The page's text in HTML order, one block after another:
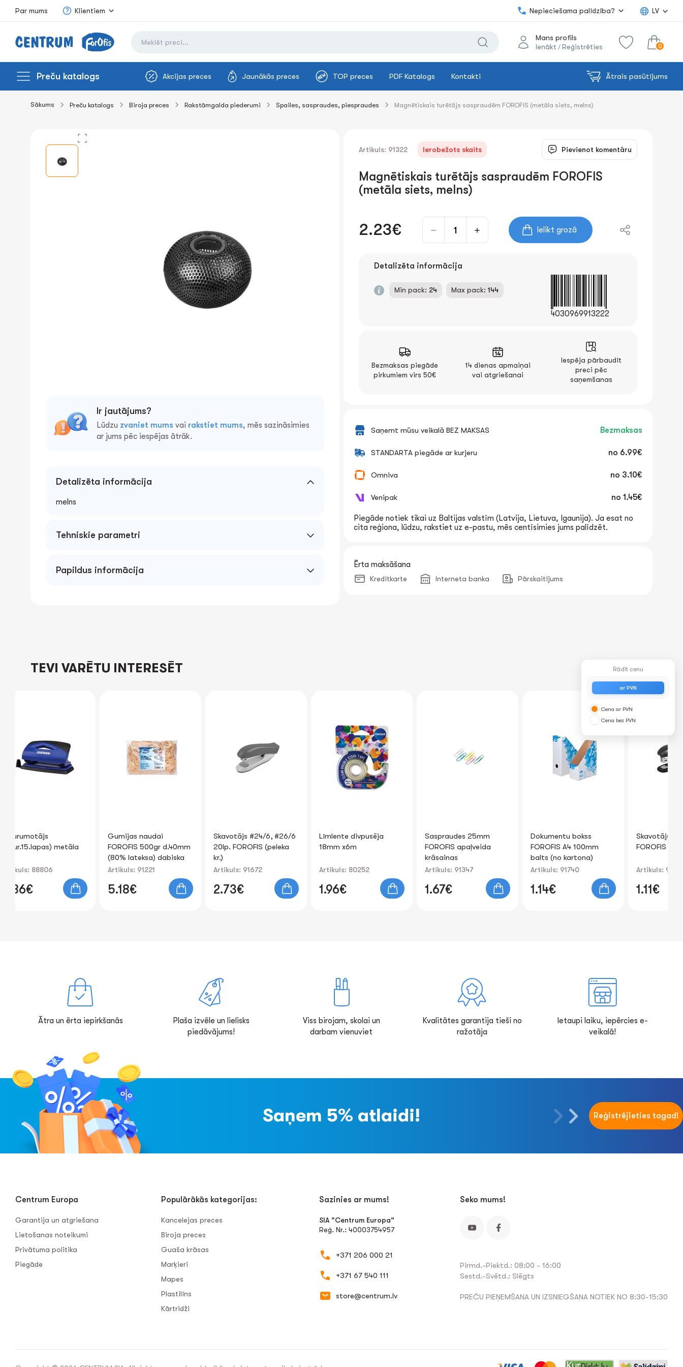
Par mums Klientiem Nepieciešama palīdzība? LV
Mans profils
Ienākt / Reģistrēties 0
Preču katalogs Akcijas preces Jaunākās preces TOP preces PDF Katalogs Kontakti Ātrais pasūtījums
Sākums Preču katalogs Biroja preces Rakstāmgalda piederumi Spailes, saspraudes, piespraudes Magnētiskais turētājs saspraudēm FOROFIS (metāla siets, melns)
Ir jautājums?
Lūdzu zvaniet mums vai rakstiet mums, mēs sazināsimies
ar jums pēc iespējas ātrāk.
Detalizēta informācija
melns
Tehniskie parametri
Papildus informācija
Artikuls: 91322 Ierobežots skaits Pievienot komentāru
Magnētiskais turētājs saspraudēm FOROFIS
(metāla siets, melns)
2.23€ Ielikt grozā
Detalizēta informācija
Min pack: 24 Max pack: 144
4030969913222
Bezmaksas piegāde
pirkumiem virs 50€
14 dienas apmaiņai
vai atgriešanai
Iespēja pārbaudīt
preci pēc
saņemšanas
Saņemt mūsu veikalā BEZ MAKSAS Bezmaksas
STANDARTA piegāde ar kurjeru no 6.99€
Omniva no 3.10€
Venipak no 1.45€
Piegāde notiek tikai uz Baltijas valstīm (Latvija, Lietuva, Igaunija). Ja esat no
cita reģiona, lūdzu, rakstiet uz e-pastu, mēs centīsimies jums palīdzēt.
Ērta maksāšana
Kredītkarte Interneta banka Pārskaitījums
TEVI VARĒTU INTERESĒT
Gumijas naudai
FOROFIS 500gr d.40mm
(80% lateksa) dabiska
krāsa
Artikuls: 91221
5.18€
Skavotājs #24/6, #26/6
20lp. FOROFIS (peleka
kr.)
Artikuls: 91672
2.73€
Līmlente divpusēja
18mm x6m
Artikuls: 80252
1.96€
Saspraudes 25mm
FOROFIS apaļveida
500gab./kartona kārb.
Artikuls: 91347
1.67€
Dokumentu bokss
FOROFIS A4 100mm
Artikuls: 91740
1.14€
Skavotājs #10 12lp.
FOROFIS (melna kr.)
Artikuls: 91680
Rādīt cenu
ar PVN
Cena ar PVN
Cena bez PVN
Ātra un ērta iepirkšanās
Plaša izvēle un lielisks
piedāvājums!
Viss birojam, skolai un
darbam vienuviet
Kvalitātes garantija tieši no
ražotāja
Ietaupi laiku, iepērcies e-
veikalā!
Saņem 5% atlaidi! Reģistrējieties tagad!
Centrum Europa
Garantija un atgriešana
Lietošanas noteikumi
Privātuma politika
Piegāde
Populārākās kategorijas:
Kancelejas preces
Biroja preces
Guaša krāsas
Marķieri
Mapes
Plastilīns
Kārtridži
Sazinies ar mums!
SIA "Centrum Europa"
Reģ. Nr.: 40003754957
+371 206 000 21
+371 67 540 111
store@centrum.lv
Seko mums!
Pirmd.-Piektd.: 08:00 - 16:00
Sestd.-Svētd.: Slēgts
PREČU PIEŅEMŠANA UN IZSNIEGŠANA NOTIEK NO 8:30-15:30